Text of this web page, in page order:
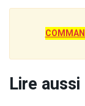
Lire aussi